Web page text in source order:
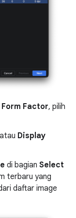
Form Factor, pilih
atau Display
di bagian Select
terbaru yang
daftar image